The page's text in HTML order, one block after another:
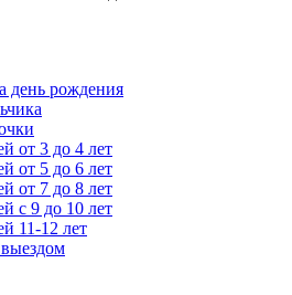
день рождения
от 3 до 4 лет
от 5 до 6 лет
от 7 до 8 лет
с 9 до 10 лет
11-12 лет